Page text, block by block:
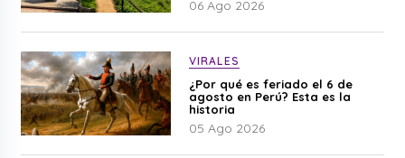
06 Ago 2026
VIRALES
¿Por qué es feriado el 6 de
agosto en Perú? Esta es la
historia
05 Ago 2026